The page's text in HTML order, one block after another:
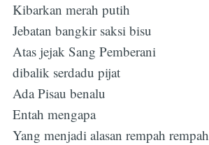
Kibarkan merah putih
Jebatan bangkir saksi bisu
Atas jejak Sang Pemberani
dibalik serdadu pijat
Ada Pisau benalu
Entah mengapa
Yang menjadi alasan rempah rempah